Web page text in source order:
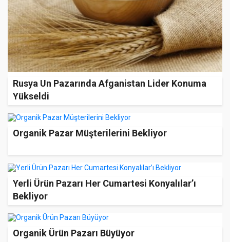
Rusya Un Pazarında Afganistan Lider Konuma
Yükseldi
Organik Pazar Müşterilerini Bekliyor
Yerli Ürün Pazarı Her Cumartesi Konyalılar’ı
Bekliyor
Organik Ürün Pazarı Büyüyor